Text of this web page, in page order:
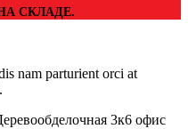
СКЛАДЕ.
nam parturient orci at
3к6 офис